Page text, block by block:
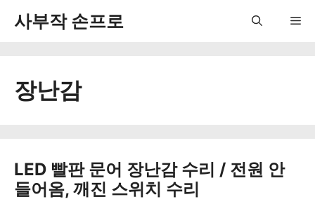
사부작 손프로
장난감
LED 빨판 문어 장난감 수리 / 전원 안
들어옴, 깨진 스위치 수리